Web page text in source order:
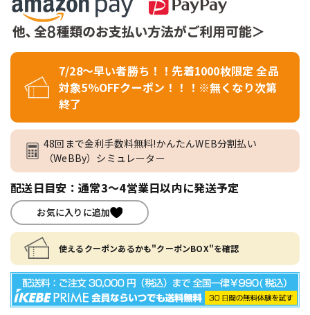
7/28～早い者勝ち！！先着1000枚限定 全品
対象5％OFFクーポン！！！※無くなり次第
終了
48回まで金利手数料無料!かんたんWEB分割払い
（WeBBy）シミュレーター
配送日目安：通常3～4営業日以内に発送予定
お気に入りに追加
使えるクーポンあるかも"クーポンBOX"を確認